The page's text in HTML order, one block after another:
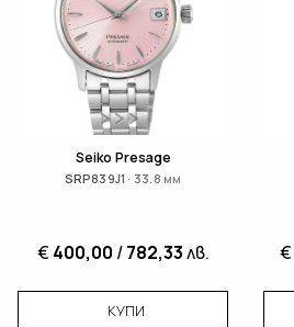
Seiko Presage
SRP839J1 · 33.8 мм
€ 400,00 /782,33лв.
КУПИ
€